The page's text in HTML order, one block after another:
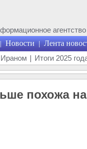
| Новости | Лента
| Итоги 2025
похожа